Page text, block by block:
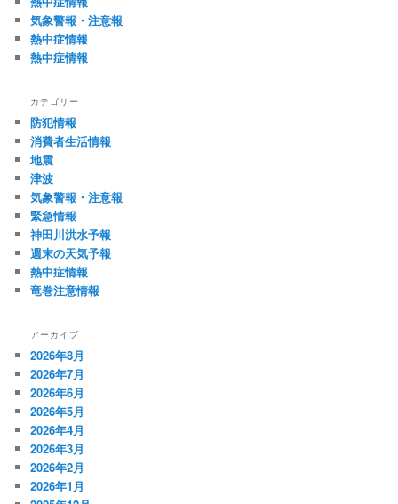
シ
ョ
ン
気象警報・注意報
熱中症情報
熱中症情報
カテゴリー
防犯情報
消費者生活情報
地震
津波
気象警報・注意報
緊急情報
神田川洪水予報
週末の天気予報
熱中症情報
竜巻注意情報
アーカイブ
2026年8月
2026年7月
2026年6月
2026年5月
2026年4月
2026年3月
2026年2月
2026年1月